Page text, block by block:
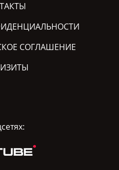
СОГЛАШЕНИЕ